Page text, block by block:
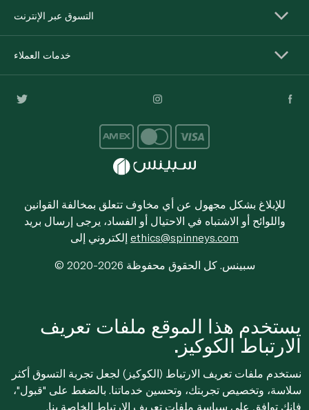
التسوق عبر الإنترنت
خدمات العملاء
للإبلاغ بشكل مجهول عن أي مخاوف تتعلق بمخالفة القوانين
واللوائح أو الاشتباه في الاحتيال أو الفساد، يرجى إرسال بريد
ethics@spinneys.com
© 2020-2026 سبينس. كل الحقوق محفوظة
يستخدم هذا الموقع ملفات تعريف
الارتباط الكوكيز.
نستخدم ملفات تعريف الارتباط (الكوكيز) لجعل تجربة التسوق أكثر
سلاسة، وتخصيص تجربتك، وتحسين خدماتنا. بالضغط على "قبول"،
فإنك توافق على سياسة ملفات تعريف الارتباط الخاصة بنا.